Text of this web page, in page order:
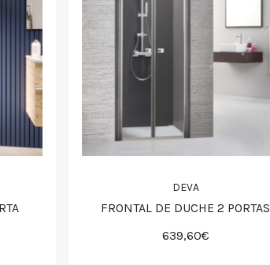
DEVA
FRONTAL DE DUCHE 2 PORTAS
639,60€